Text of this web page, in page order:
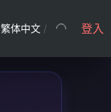
繁体中文 / 登入